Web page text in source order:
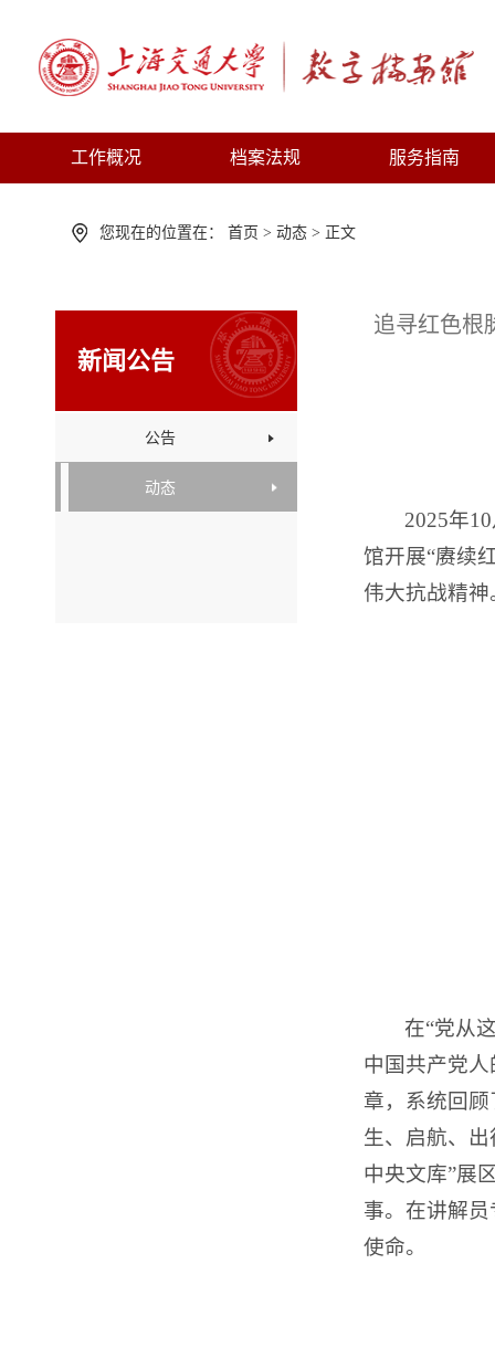
工作概况 档案法规 服务指南
您现在的位置在： 首页 > 动态 > 正文
新闻公告
公告
动态
追寻红色根
2025年
馆开展“赓续
伟大抗战精神
在“党从
中国共产党人
章，系统回
生、启航、
中央文库”展
事。在讲解
使命。